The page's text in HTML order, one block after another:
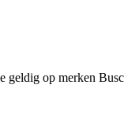
op merken